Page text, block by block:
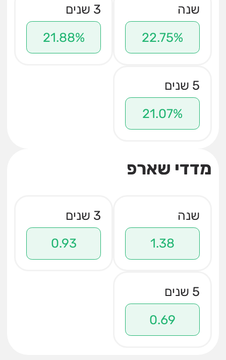
שנה
22.75%
3 שנים
21.88%
5 שנים
21.07%
מדדי שארפ
שנה
1.38
3 שנים
0.93
5 שנים
0.69